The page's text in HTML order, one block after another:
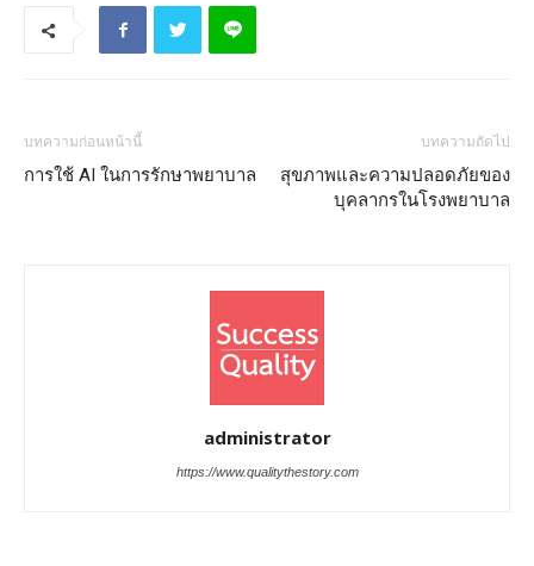
บทความก่อนหน้านี้
การใช้ AI ในการรักษาพยาบาล
บทความถัดไป
สุขภาพและความปลอดภัยของ
บุคลากรในโรงพยาบาล
administrator
https://www.qualitythestory.com